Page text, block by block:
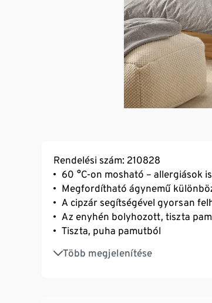
Rendelési szám: 210828
60 °C-on mosható – allergiások
Megfordítható ágynemű
A cipzár segítségével gyorsan
Az enyhén bolyhozott, tiszta
Tiszta, puha pamutból
Több megjelenítése
Rugalmas hurkolt anyaga puha